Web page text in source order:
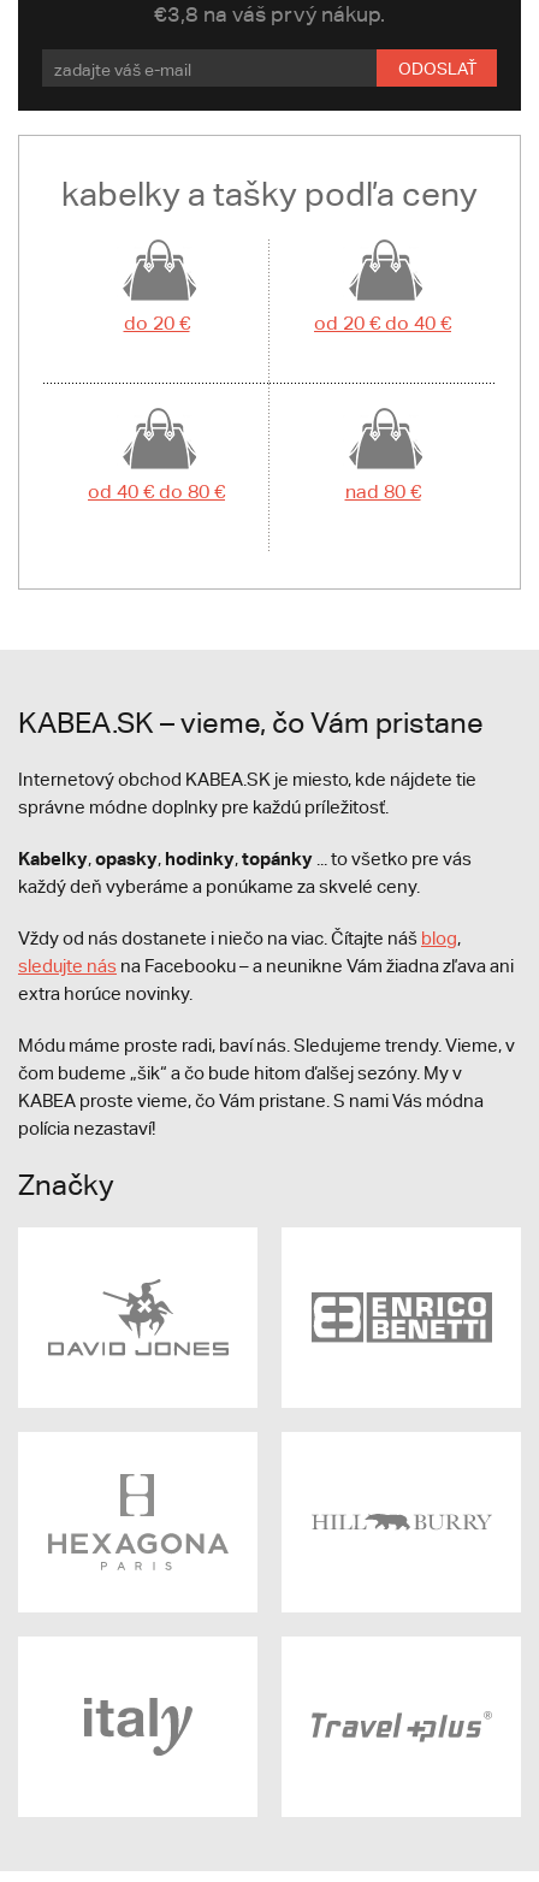
€3,8 na váš prvý nákup.
ODOSLAŤ
kabelky a tašky podľa ceny
do 20 € od 20 € do 40 €
od 40 € do 80 € nad 80 €
KABEA.SK – vieme, čo Vám pristane
Internetový obchod KABEA.SK je miesto, kde nájdete tie
správne módne doplnky pre každú príležitosť.
Kabelky,opasky, hodinky,topánky ... to všetko pre vás
každý deň vyberáme a ponúkame za skvelé ceny.
Vždy od nás dostanete i niečo na viac. Čítajte náš blog,
sledujte nás na Facebooku – a neunikne Vám žiadna zľava ani
extra horúce novinky.
Módu máme proste radi, baví nás. Sledujeme trendy. Vieme, v
čom budeme „šik“ a čo bude hitom ďalšej sezóny. My v
KABEA proste vieme, čo Vám pristane. S nami Vás módna
polícia nezastaví!
Značky